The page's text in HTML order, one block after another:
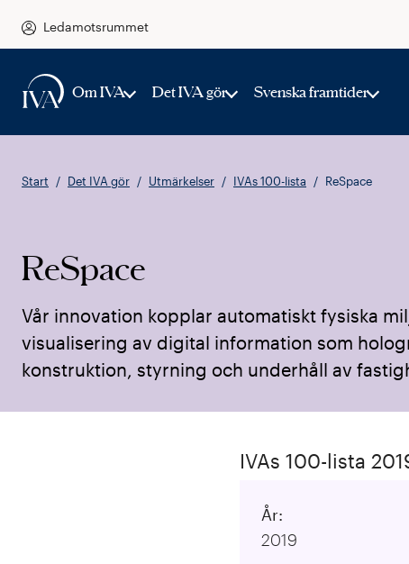
Ledamotsrummet
Om IVA Det IVA gör Svenska framtider
Start Det IVA gör Utmärkelser IVAs 100-lista ReSpace
ReSpace
Vår innovation kopplar automatiskt fysiska
visualisering av digital information som
konstruktion, styrning och underhåll av
IVAs 100-lista
År:
2019